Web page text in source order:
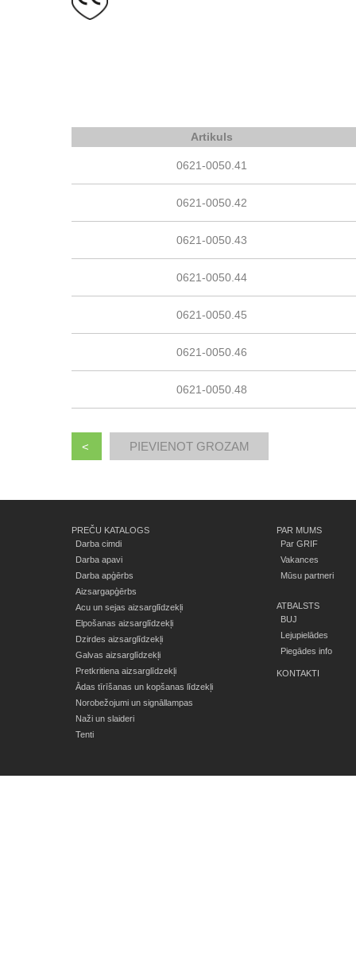
Artikuls
0621-0050.41
0621-0050.42
0621-0050.43
0621-0050.44
0621-0050.45
0621-0050.46
0621-0050.48
<
PREČU KATALOGS
Darba cimdi
Darba apavi
Darba apģērbs
Aizsargapģērbs
Acu un sejas aizsarglīdzekļi
Elpošanas aizsarglīdzekļi
Dzirdes aizsarglīdzekļi
Galvas aizsarglīdzekļi
Pretkritiena aizsarglīdzekļi
Ādas tīrīšanas un kopšanas līdzekļi
Norobežojumi un signāllampas
Naži un slaideri
Tenti
PAR MUMS
Par GRIF
Vakances
Mūsu partneri
ATBALSTS
BUJ
Lejupielādes
Piegādes info
KONTAKTI